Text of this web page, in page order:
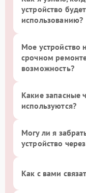
устройство
использованию?
Мое устройство
срочном
возможность?
Какие запасные
используются?
Могу ли я
устройство
Как с вами